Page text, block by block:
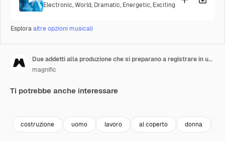
Electronic,World, Dramatic, Energetic, Exciting
Esploraaltre opzioni musicali
Due addetti alla produzione che si preparano a registrare in un edificio in rovina 1
magnific
Ti potrebbe anche interessare
costruzione uomo lavoro al coperto donna